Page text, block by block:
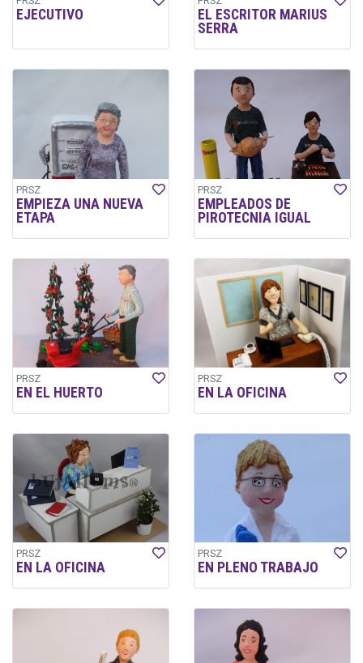
EJECUTIVO
EL ESCRITOR MARIUS
SERRA
PRSZ
EMPIEZA UNA NUEVA
ETAPA
PRSZ
EMPLEADOS DE
PIROTECNIA IGUAL
PRSZ
EN EL HUERTO
PRSZ
EN LA OFICINA
PRSZ
EN LA OFICINA
PRSZ
EN PLENO TRABAJO